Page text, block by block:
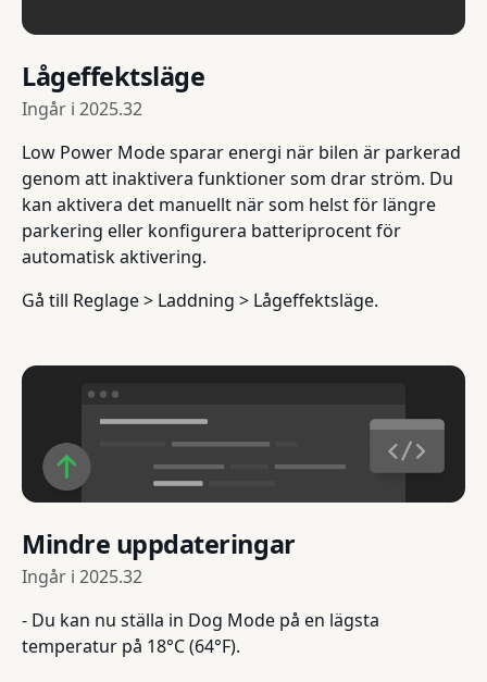
Lågeffektsläge
Ingår i 2025.32
Low Power Mode sparar energi när bilen är parkerad
genom att inaktivera funktioner som drar ström. Du
kan aktivera det manuellt när som helst för längre
parkering eller konfigurera batteriprocent för
automatisk aktivering.
Gå till Reglage > Laddning > Lågeffektsläge.
Mindre uppdateringar
Ingår i 2025.32
- Du kan nu ställa in Dog Mode på en lägsta
temperatur på 18°C (64°F).